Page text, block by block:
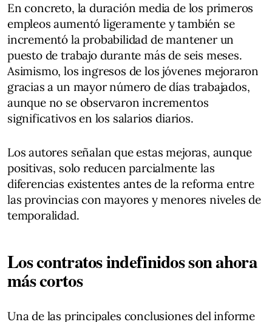
En concreto, la duración media de los primeros
empleos aumentó ligeramente y también se
incrementó la probabilidad de mantener un
puesto de trabajo durante más de seis meses.
Asimismo, los ingresos de los jóvenes mejoraron
gracias a un mayor número de días trabajados,
aunque no se observaron incrementos
significativos en los salarios diarios.
Los autores señalan que estas mejoras, aunque
positivas, solo reducen parcialmente las
diferencias existentes antes de la reforma entre
las provincias con mayores y menores niveles de
temporalidad.
Los contratos indefinidos son ahora
más cortos
Una de las principales conclusiones del informe